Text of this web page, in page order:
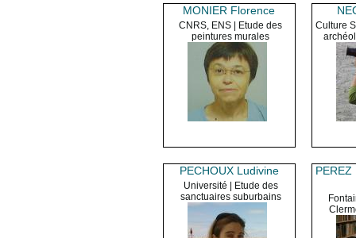
MONIER Florence
CNRS, ENS | Etude des
peintures murales
Culture
PECHOUX Ludivine
Université | Etude des
sanctuaires suburbains
PEREZ